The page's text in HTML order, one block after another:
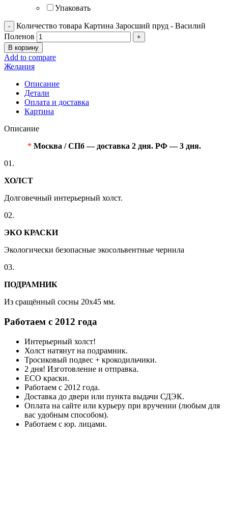
Упаковать
Количество товара Картина Заросший пруд - Василий
Поленов
В корзину
Add to compare
Желания
Описание
Детали
Оплата и доставка
Картина
Описание
* Москва / СПб — доставка 2 дня. РФ — 3 дня.
01.
ХОЛСТ
Долговечный интерьерный холст.
02.
ЭКО КРАСКИ
Экологически безопасные экосольвентные чернила
03.
ПОДРАМНИК
Из сращённый сосны 20x45 мм.
Работаем с 2012 года
Интерьерный холст!
Холст натянут на подрамник.
Тросиковый подвес + крокодильчики.
2 дня! Изготовление и отправка.
ECO краски.
Работаем с 2012 года.
Доставка до двери или пункта выдачи СДЭК.
Оплата на сайте или курьеру при вручении (любым для
вас удобным способом).
Работаем с юр. лицами.